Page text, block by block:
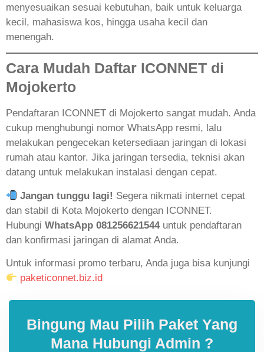
menyesuaikan sesuai kebutuhan, baik untuk keluarga
kecil, mahasiswa kos, hingga usaha kecil dan
menengah.
Cara Mudah Daftar ICONNET di
Mojokerto
Pendaftaran ICONNET di Mojokerto sangat mudah. Anda
cukup menghubungi nomor WhatsApp resmi, lalu
melakukan pengecekan ketersediaan jaringan di lokasi
rumah atau kantor. Jika jaringan tersedia, teknisi akan
datang untuk melakukan instalasi dengan cepat.
Jangan tunggu lagi! Segera nikmati internet cepat
dan stabil di Kota Mojokerto dengan ICONNET.
Hubungi WhatsApp 081256621544untuk pendaftaran
dan konfirmasi jaringan di alamat Anda.
Untuk informasi promo terbaru, Anda juga bisa kunjungi
paketiconnet.biz.id
Bingung Mau Pilih Paket Yang
Mana Hubungi Admin ?